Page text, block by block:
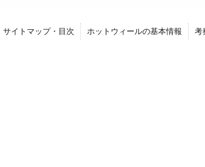
サイトマップ・目次 ホットウィールの基本情報 考